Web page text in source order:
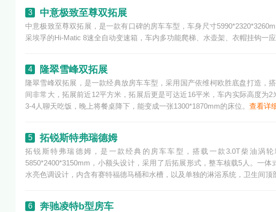
3 中意极致至尊双拓展
中意极致至尊双拓展，是一款有口碑的房车车型，车身尺寸
采埃孚的Hi-Matic 8速全自动变速箱，车内多功能爬梯、水壶架、衣帽挂钩一
4 隆翠雪峰双拓展
隆翠雪峰双拓展，是一款经典放房车车型，采用国产依维柯欧胜底盘打造，
间非常大，拓展前近12平方米，拓展后更是可达近16平米，车内实际高度为
3-4人聊天吃饭，晚上将餐桌降下，能变成一张1300*1870mm的床位。 查看详
5 拓锐斯特弗瑞德姆
拓锐斯特弗瑞德姆，是一款经典的房车车型，搭载一款3.0T柴油涡
5850*2400*3150mm，小额头设计，采用了后拓展形式，整车核载5人。一
水亮色调设计，内含有赛特福德马桶和水槽，以及单独的淋浴系统，卫生间顶
6 奔驰凌特b型房车